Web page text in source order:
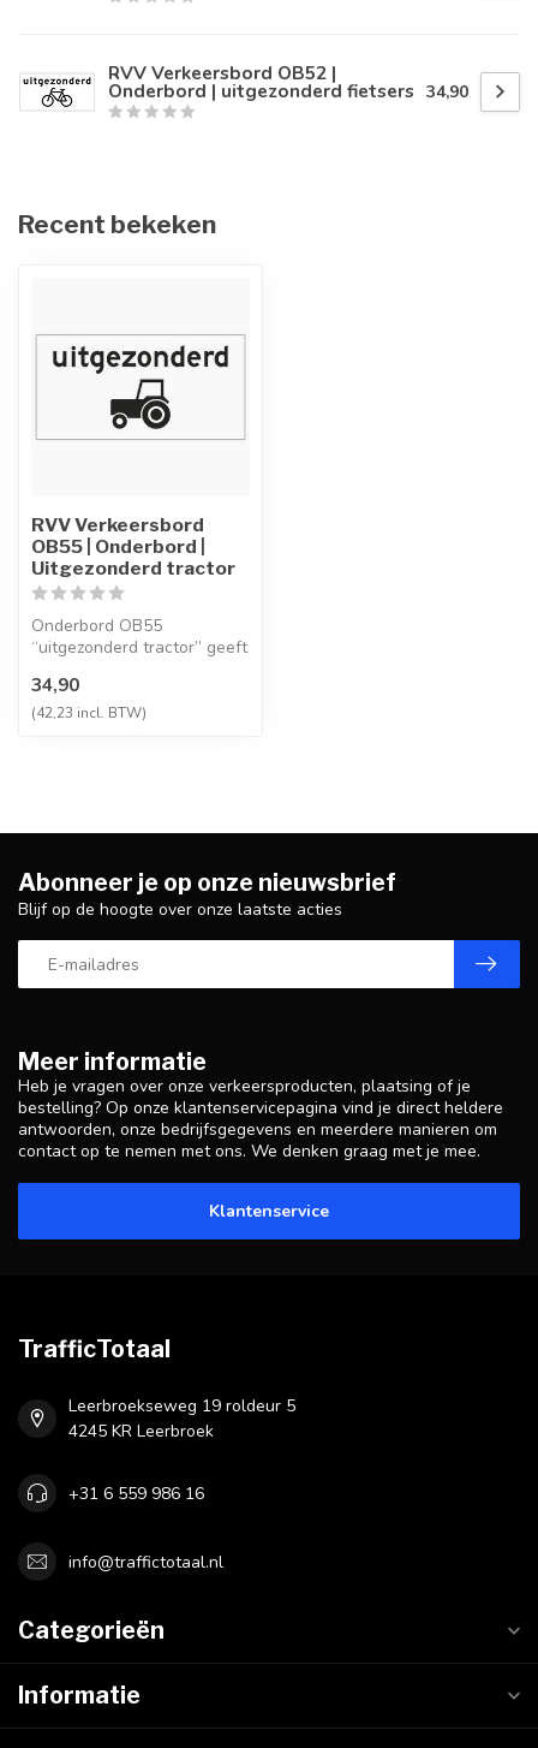
RVV Verkeersbord OB52 |
Onderbord | uitgezonderd fietsers 34,90
Recent bekeken
RVV Verkeersbord
OB55 | Onderbord |
Uitgezonderd tractor
Onderbord OB55
“uitgezonderd tractor” geeft
een tracto...
34,90
(42,23 incl. BTW)
Meer informatie
Heb je vragen over onze verkeersproducten, plaatsing of je
bestelling? Op onze klantenservicepagina vind je direct heldere
antwoorden, onze bedrijfsgegevens en meerdere manieren om
contact op te nemen met ons. We denken graag met je mee.
Klantenservice
Abonneer je op onze nieuwsbrief
Blijf op de hoogte over onze laatste acties
TrafficTotaal
Leerbroekseweg 19 roldeur 5
4245 KR Leerbroek
+31 6 559 986 16
info@traffictotaal.nl
Categorieën
Informatie